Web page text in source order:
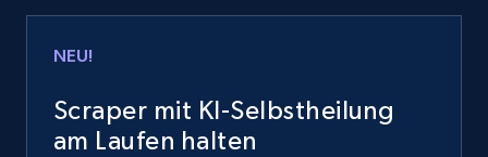
NEU!
Scraper mit KI-Selbstheilung
am Laufen halten